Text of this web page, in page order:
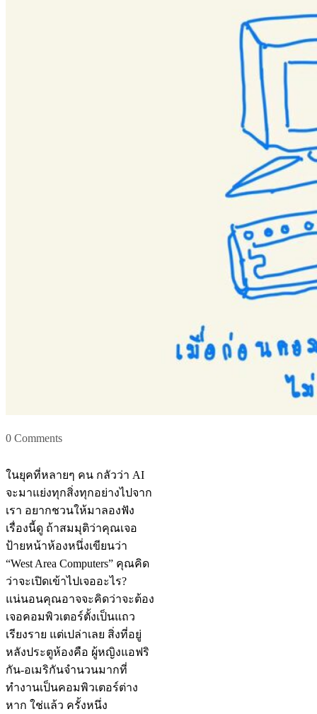
0 Comments
ในยุคที่หลายๆ คน กลัวว่า AI
จะมาแย่งทุกสิ่งทุกอย่างไปจาก
เรา อยากชวนให้มาลองฟัง
เรื่องนี้ดู ถ้าสมมุติว่าคุณเจอ
ป้ายหน้าห้องหนึ่งเขียนว่า
“West Area Computers” คุณคิด
ว่าจะเปิดเข้าไปเจออะไร?
แน่นอนคุณอาจจะคิดว่าจะต้อง
เจอคอมพิวเตอร์ตั้งเป็นแถว
เรียงราย แต่เปล่าเลย สิ่งที่อยู่
หลังประตูห้องคือ ผู้หญิงแอฟริ
กัน-อเมริกันจำนวนมากที่
ทำงานเป็นคอมพิวเตอร์ต่าง
หาก ใช่แล้ว ครั้งหนึ่ง